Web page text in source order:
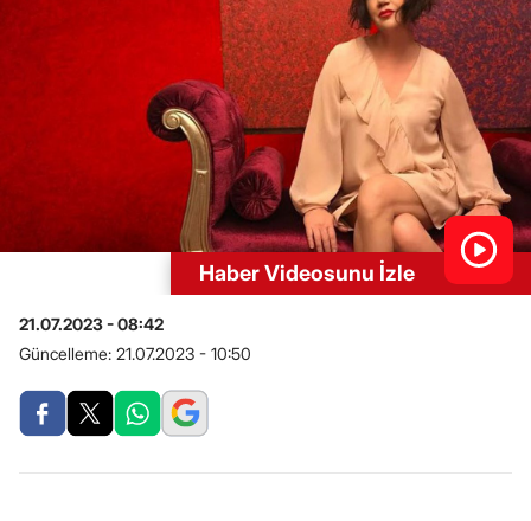
Haber Videosunu İzle
21.07.2023 - 08:42
Güncelleme: 21.07.2023 - 10:50